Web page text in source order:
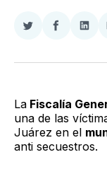
Compartir
Twitter
La Fiscalía
una de las
Juárez en el
anti secuestros.